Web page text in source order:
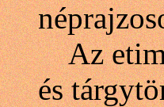
Az
és